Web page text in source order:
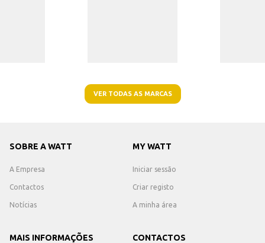
VER TODAS AS MARCAS
SOBRE A WATT
A Empresa
Contactos
Notícias
MY WATT
Iniciar sessão
Criar registo
A minha área
MAIS INFORMAÇÕES CONTACTOS